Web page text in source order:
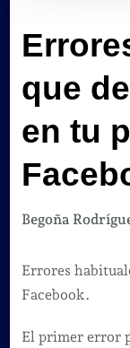
que
en tu
Begoña
Errores
Facebook.
El primer error